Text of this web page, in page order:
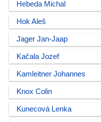
Hebeda Michal
Hok Aleš
Jager Jan-Jaap
Kačala Jozef
Kamleitner Johannes
Knox Colin
Kunecová Lenka